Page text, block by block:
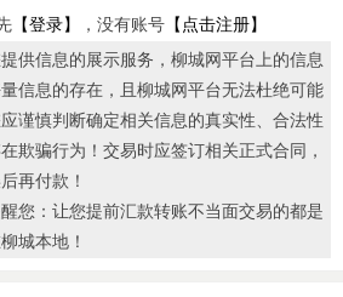
【登录】 ，没有账号 【点击注册】
供信息的展示服务，柳城网平台上的信息
信息的存在，且柳城网平台无法杜绝可能
谨慎判断确定相关信息的真实性、合法性
欺骗行为！交易时应签订相关正式合同，
再付款！
您：让您提前汇款转账不当面交易的都是
城本地！